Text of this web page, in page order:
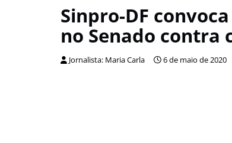
Sinpro-DF
no Senado contra
Jornalista: Maria Carla 6 de maio de 2020